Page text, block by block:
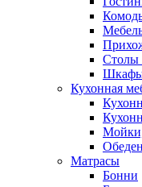
Столы
Кухонная
Матрасы
Бонни